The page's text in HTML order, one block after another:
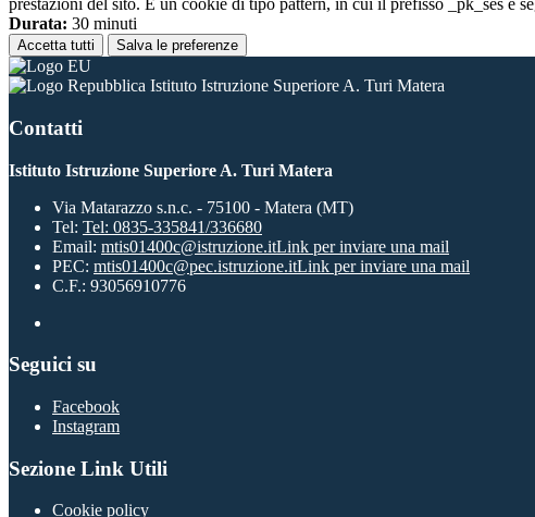
prestazioni del sito. È un cookie di tipo pattern, in cui il prefisso _pk_ses è
Durata: 30 minuti
Accetta tutti Salva le preferenze
Istituto Istruzione Superiore A. Turi Matera
Contatti
Istituto Istruzione Superiore A. Turi Matera
Via Matarazzo s.n.c. - 75100 - Matera (MT)
Tel: Tel: 0835-335841/336680
Email: mtis01400c@istruzione.itLink per inviare una mail
PEC: mtis01400c@pec.istruzione.itLink per inviare una mail
C.F.: 93056910776
Seguici su
Facebook
Instagram
Sezione Link Utili
Cookie policy